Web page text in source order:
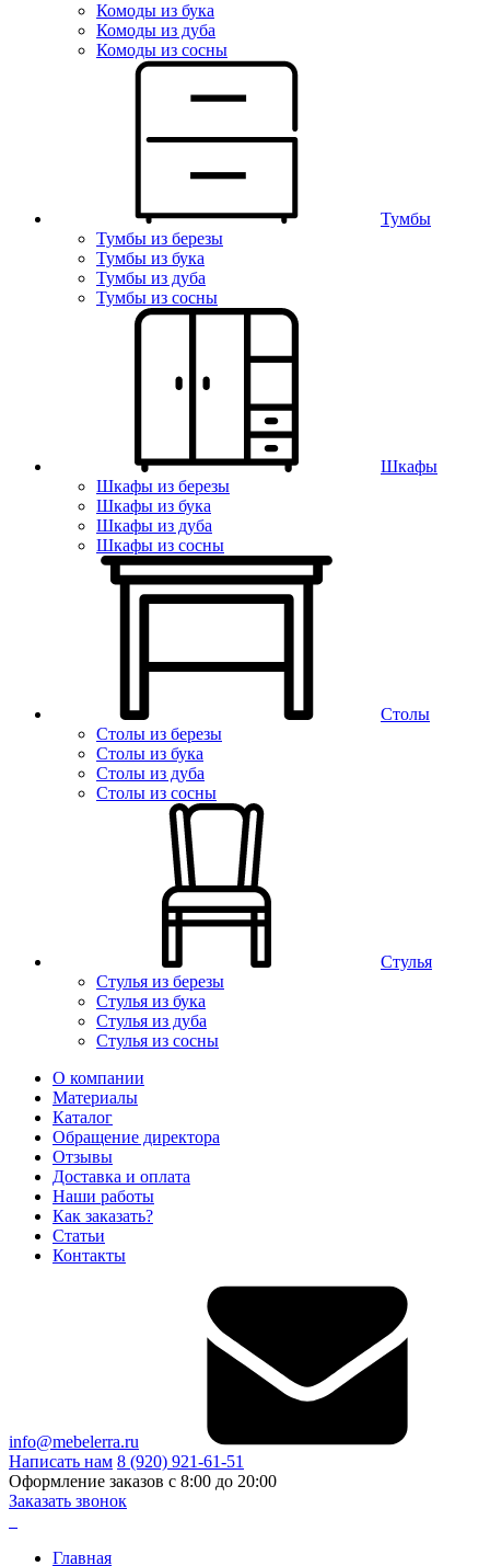
Комоды из бука
Комоды из дуба
Комоды из сосны
Тумбы
Тумбы из березы
Тумбы из бука
Тумбы из дуба
Тумбы из сосны
Шкафы
Шкафы из березы
Шкафы из бука
Шкафы из дуба
Шкафы из сосны
Столы
Столы из березы
Столы из бука
Столы из дуба
Столы из сосны
Стулья
Стулья из березы
Стулья из бука
Стулья из дуба
Стулья из сосны
О компании
Материалы
Каталог
Обращение директора
Отзывы
Доставка и оплата
Наши работы
Как заказать?
Статьи
Контакты
info@mebelerra.ru
Написать нам 8 (920) 921-61-51
Оформление заказов с 8:00 до 20:00
Заказать звонок
Главная